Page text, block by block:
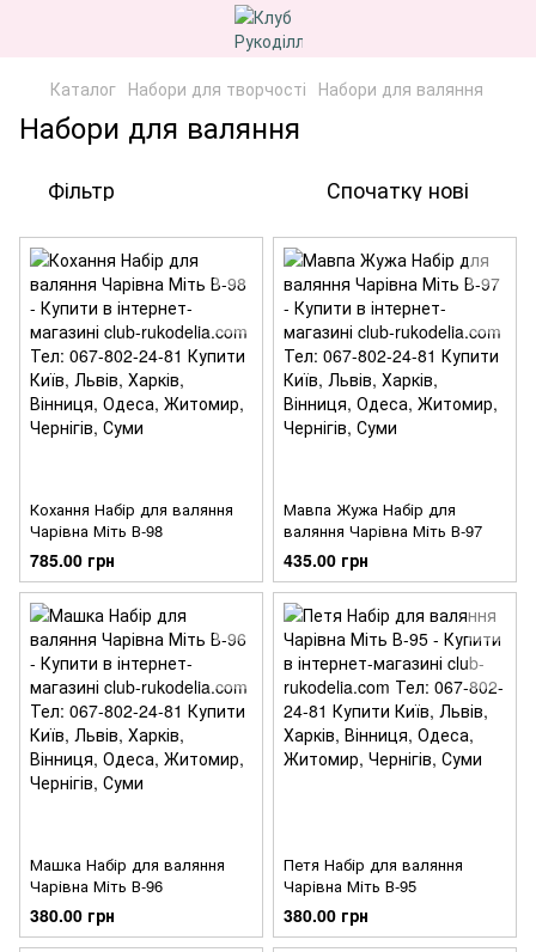
Каталог Набори для творчості Набори для валяння
Набори для валяння
Фільтр Спочатку нові
Кохання Набір для валяння
Чарівна Міть В-98
785.00 грн
Мавпа Жужа Набір для
валяння Чарівна Міть В-97
435.00 грн
Машка Набір для валяння
Чарівна Міть В-96
380.00 грн
Петя Набір для валяння
Чарівна Міть В-95
380.00 грн